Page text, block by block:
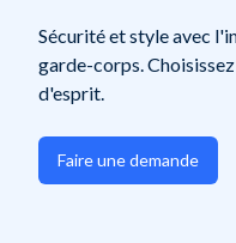
Sécurité et style avec
garde-corps.
d'esprit.
Faire une demande